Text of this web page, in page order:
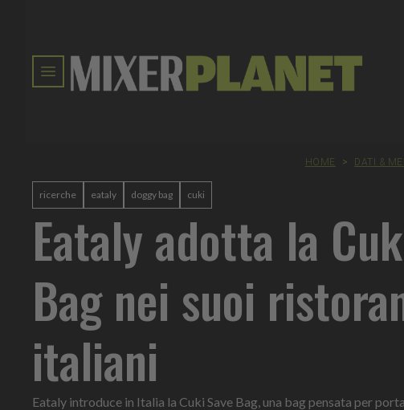
HOME > DATI &
ricerche eataly doggy bag cuki
Eataly adotta la
Bag nei suoi
italiani
Eataly introduce in Italia la Cuki Save Bag, una bag pensata per